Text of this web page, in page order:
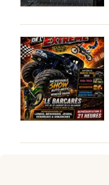
Expos
Sorties & loisirs
Aujourd'hui
Toutes les villes